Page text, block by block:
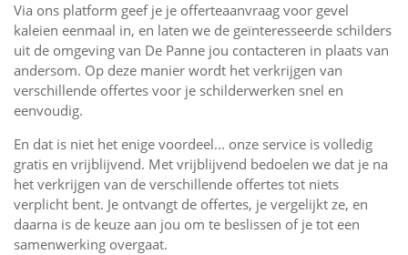
Via ons platform geef je je offerteaanvraag voor gevel
kaleien eenmaal in, en laten we de geïnteresseerde schilders
uit de omgeving van De Panne jou contacteren in plaats van
andersom. Op deze manier wordt het verkrijgen van
verschillende offertes voor je schilderwerken snel en
eenvoudig.
En dat is niet het enige voordeel... onze service is volledig
gratis en vrijblijvend. Met vrijblijvend bedoelen we dat je na
het verkrijgen van de verschillende offertes tot niets
verplicht bent. Je ontvangt de offertes, je vergelijkt ze, en
daarna is de keuze aan jou om te beslissen of je tot een
samenwerking overgaat.